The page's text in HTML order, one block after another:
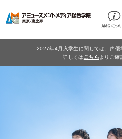
2027年4月入学生に関しては、声優
詳しくは こちら よりご確